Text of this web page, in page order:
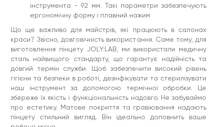
Матеріал:нержавіюча сталь.
Покриття:матове з гравіюванням.
Спосіб застосування:захопіть врослий волосок,
утримуючи кінчики пінцета якомога ближче до кореня.
Обережно потягніть у напрямку його зростання, аби
уникнути пеньків.
Термін придатності:необмежений.
Умови зберігання: зберігати у сухому місці.
інструмента - 92 мм. Такі параметри забезпечують
ергономічну форму і плавний нажим
Що ще важливо для майстрів, які працюють в салонах
краси? Звісно, довговічність використання. Саме тому, для
виготовлення пінцету JOLY:LAB, ми використали медичну
сталь найвищого стандарту, що гарантує надійність та
довгий термін служби. Щоб забезпечити високий рівень
гігієни та безпеки в роботі, дезінфікувати та стерилізувати
наш інструмент за допомогою термічної обробки. Це
збереже їх якість і функціональність надовго. Не забуваймо
про естетику. Матове покриття та гравіювання надають
пінцету стильний вигляд. Він ідеально доповнить ваше